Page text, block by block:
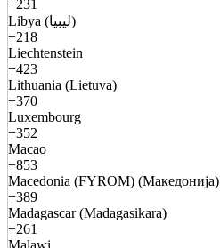
+231
Libya (ليبيا)
+218
Liechtenstein
+423
Lithuania (Lietuva)
+370
Luxembourg
+352
Macao
+853
Macedonia (FYROM) (Македонија)
+389
Madagascar (Madagasikara)
+261